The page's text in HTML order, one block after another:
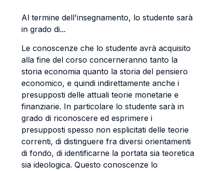
Al termine dell'insegnamento, lo studente sarà
in grado di...
Le conoscenze che lo studente avrà acquisito
alla fine del corso concerneranno tanto la
storia economia quanto la storia del pensiero
economico, e quindi indirettamente anche i
presupposti delle attuali teorie monetarie e
finanziarie. In particolare lo studente sarà in
grado di riconoscere ed esprimere i
presupposti spesso non esplicitati delle teorie
correnti, di distinguere fra diversi orientamenti
di fondo, di identificarne la portata sia teoretica
sia ideologica. Questo conoscenze lo